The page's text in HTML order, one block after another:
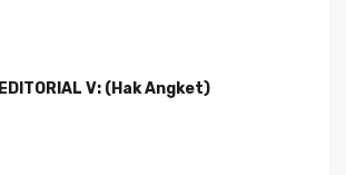
EDITORIAL V: (Hak Angket)